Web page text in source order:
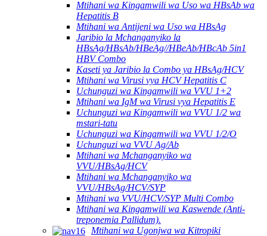
Mtihani wa Kingamwili wa Uso wa HBsAb wa
Hepatitis B
Mtihani wa Antijeni wa Uso wa HBsAg
Jaribio la Mchanganyiko la
HBsAg/HBsAb/HBeAg//HBeAb/HBcAb 5in1
HBV Combo
Kaseti ya Jaribio la Combo ya HBsAg/HCV
Mtihani wa Virusi vya HCV Hepatitis C
Uchunguzi wa Kingamwili wa VVU 1+2
Mtihani wa IgM wa Virusi vya Hepatitis E
Uchunguzi wa Kingamwili wa VVU 1/2 wa
mstari-tatu
Uchunguzi wa Kingamwili wa VVU 1/2/O
Uchunguzi wa VVU Ag/Ab
Mtihani wa Mchanganyiko wa
VVU/HBsAg/HCV
Mtihani wa Mchanganyiko wa
VVU/HBsAg/HCV/SYP
Mtihani wa VVU/HCV/SYP Multi Combo
Mtihani wa Kingamwili wa Kaswende (Anti-
treponemia Pallidum).
Mtihani wa Ugonjwa wa Kitropiki